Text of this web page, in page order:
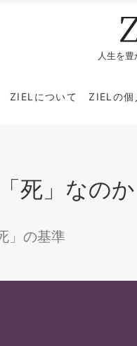
人生を
ZIELについて ZIELの個
死」なのか
」の基準